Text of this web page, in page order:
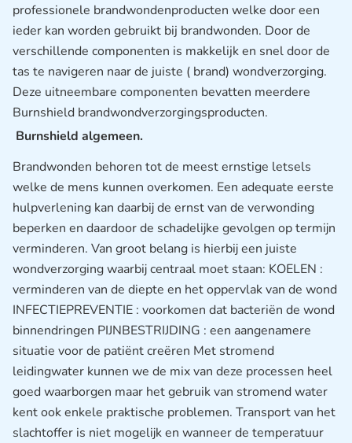
professionele brandwondenproducten welke door een
ieder kan worden gebruikt bij brandwonden. Door de
verschillende componenten is makkelijk en snel door de
tas te navigeren naar de juiste ( brand) wondverzorging.
Deze uitneembare componenten bevatten meerdere
Burnshield brandwondverzorgingsproducten.
Burnshield algemeen.
Brandwonden behoren tot de meest ernstige letsels
welke de mens kunnen overkomen. Een adequate eerste
hulpverlening kan daarbij de ernst van de verwonding
beperken en daardoor de schadelijke gevolgen op termijn
verminderen. Van groot belang is hierbij een juiste
wondverzorging waarbij centraal moet staan: KOELEN :
verminderen van de diepte en het oppervlak van de wond
INFECTIEPREVENTIE : voorkomen dat bacteriën de wond
binnendringen PIJNBESTRIJDING : een aangenamere
situatie voor de patiënt creëren Met stromend
leidingwater kunnen we de mix van deze processen heel
goed waarborgen maar het gebruik van stromend water
kent ook enkele praktische problemen. Transport van het
slachtoffer is niet mogelijk en wanneer de temperatuur